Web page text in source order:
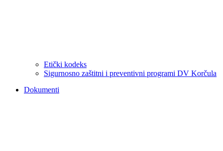
Etički kodeks
Sigurnosno zaštitni i preventivni programi DV Korčula
Dokumenti